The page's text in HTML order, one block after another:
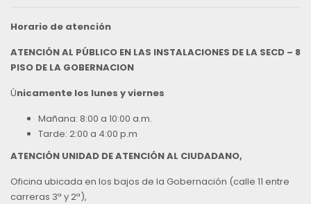
Horario de atención
ATENCIÓN AL PÚBLICO EN LAS INSTALACIONES DE LA SECD – 8
PISO DE LA GOBERNACION
Únicamente los lunes y viernes
Mañana: 8:00 a 10:00 a.m.
Tarde: 2:00 a 4:00 p.m
ATENCIÓN UNIDAD DE ATENCIÓN AL CIUDADANO,
Oficina ubicada en los bajos de la Gobernación (calle 11 entre
carreras 3ª y 2ª),